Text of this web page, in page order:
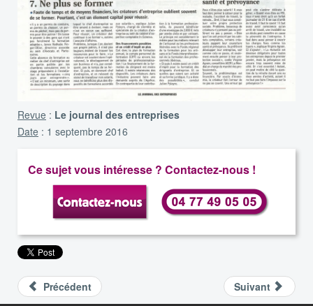
Revue : Le journal des entreprises
Date : 1 septembre 2016
Ce sujet vous intéresse ? Contactez-nous !
Précédent
Suivant